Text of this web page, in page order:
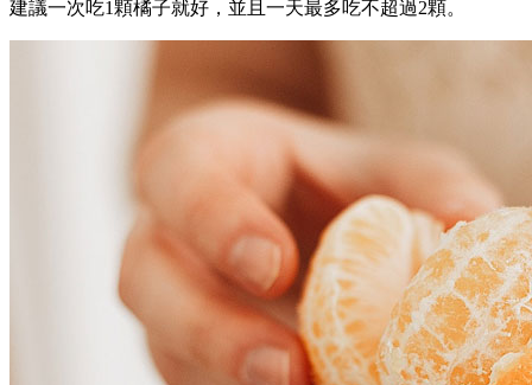
建議一次吃1顆橘子就好，並且一天最多吃不超過2顆。